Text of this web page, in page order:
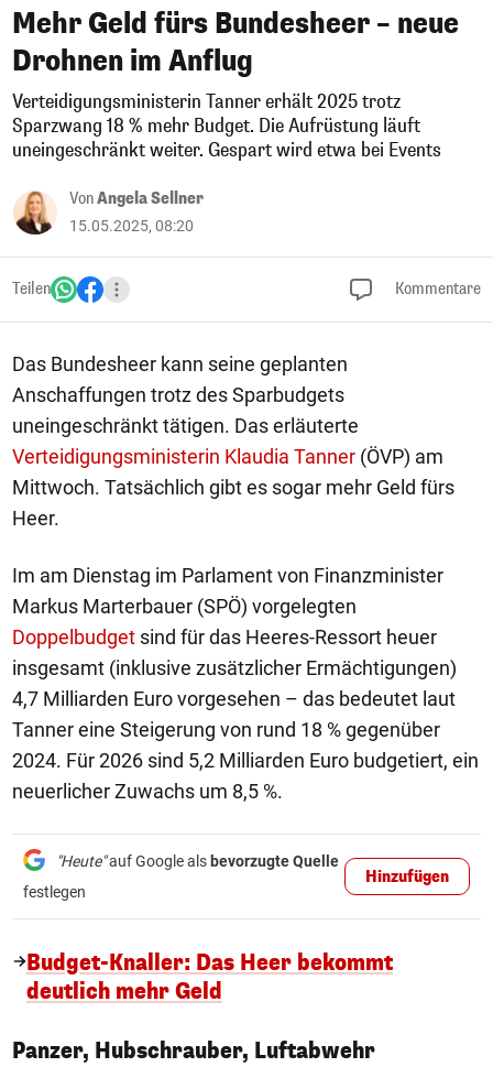
Mehr Geld fürs Bundesheer – neue
Drohnen im Anflug
Verteidigungsministerin Tanner erhält 2025 trotz
Sparzwang 18 % mehr Budget. Die Aufrüstung läuft
uneingeschränkt weiter. Gespart wird etwa bei Events
VonAngela Sellner
15.05.2025, 08:20
Teilen Kommentare
Das Bundesheer kann seine geplanten
Anschaffungen trotz des Sparbudgets
uneingeschränkt tätigen. Das erläuterte
Verteidigungsministerin Klaudia Tanner (ÖVP) am
Mittwoch. Tatsächlich gibt es sogar mehr Geld fürs
Heer.
Im am Dienstag im Parlament von Finanzminister
Markus Marterbauer (SPÖ) vorgelegten
Doppelbudget sind für das Heeres-Ressort heuer
insgesamt (inklusive zusätzlicher Ermächtigungen)
4,7 Milliarden Euro vorgesehen – das bedeutet laut
Tanner eine Steigerung von rund 18 % gegenüber
2024. Für 2026 sind 5,2 Milliarden Euro budgetiert, ein
neuerlicher Zuwachs um 8,5 %.
"Heute"auf Google als bevorzugte Quelle
festlegen
Hinzufügen
Budget-Knaller: Das Heer bekommt
deutlich mehr Geld
Panzer, Hubschrauber, Luftabwehr